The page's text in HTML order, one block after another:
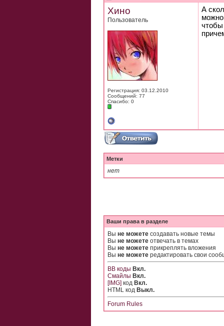
Хино
Пользователь
Регистрация: 03.12.2010
Сообщений: 77
Спасибо: 0
А
чтобы
Метки
нет
Ваши права в разделе
Вы не можете создавать новые темы
Вы не можете отвечать в темах
Вы не можете прикреплять вложения
Вы не можете редактировать свои
BB коды Вкл.
Смайлы Вкл.
[IMG] код Вкл.
HTML код Выкл.
Forum Rules